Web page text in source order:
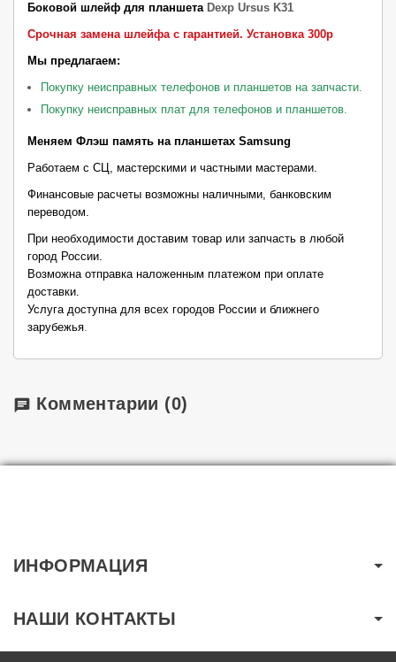
Боковой шлейф для планшета Dexp Ursus K31
Срочная замена шлейфа с гарантией. Установка 300р
Мы предлагаем:
Покупку неисправных телефонов и планшетов на запчасти.
Покупку неисправных плат для телефонов и планшетов.
Меняем Флэш память на планшетах Samsung
Работаем с СЦ, мастерскими и частными мастерами.
Финансовые расчеты возможны наличными, банковским
переводом.
При необходимости доставим товар или запчасть в любой
город России.
Возможна отправка наложенным платежом при оплате
доставки.
Услуга доступна для всех городов России и ближнего
зарубежья.
chat Комментарии (0)
ИНФОРМАЦИЯ
НАШИ КОНТАКТЫ